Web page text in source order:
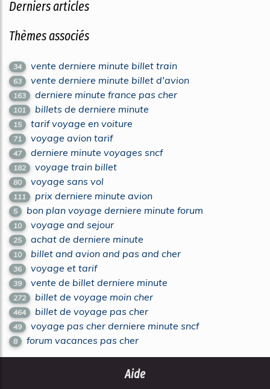
Derniers articles
Thèmes associés
34 vente derniere minute billet train
63 vente derniere minute billet d'avion
163 derniere minute france pas cher
101 billets de derniere minute
15 tarif voyage en voiture
71 voyage avion tarif
47 derniere minute voyages sncf
182 voyage train billet
80 voyage sans vol
111 prix derniere minute avion
5 bon plan voyage derniere minute forum
10 voyage and sejour
25 achat de derniere minute
10 billet and avion and pas and cher
36 voyage et tarif
39 vente de billet derniere minute
272 billet de voyage moin cher
464 billet de voyage pas cher
49 voyage pas cher derniere minute sncf
8 forum vacances pas cher
Aide